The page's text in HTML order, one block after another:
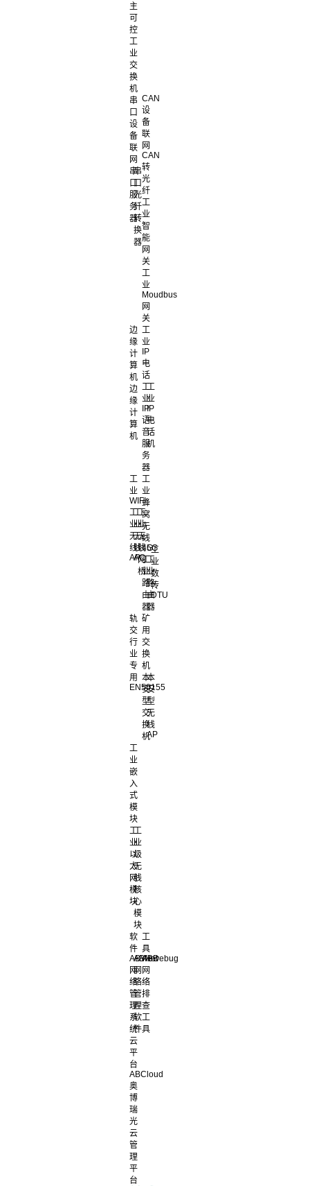
主
可
控
工
业
交
换
机
串
口
设
备
联
网
串
口
服
务
器
串
口
光
纤
转
换
器
CAN
设
备
联
网
CAN
转
光
纤
工
业
智
能
网
关
工
业
Moudbus
网
关
边
缘
计
算
机
边
缘
计
算
机
工
业
IP
电
话
工
业
IP
语
音
服
务
器
工
业
IP
电
话
机
工
业
WIFI
工
业
无
线
AP
工
业
无
线
AC
工
业
无
线
网
桥
工
业
蜂
窝
无
线
4G
工
业
路
由
器
5G
工
业
路
由
器
工
业
数
传
DTU
轨
交
行
业
专
用
EN50155
矿
用
交
换
机
本
安
型
交
换
机
本
安
型
无
线
AP
工
业
嵌
入
式
模
块
工
业
以
太
网
模
块
工
业
级
无
线
核
心
模
块
软
件
ABView
网
络
管
理
系
统
ABNet
网
络
管
理
软
件
工
具
ABDebug
网
络
排
查
工
具
云
平
台
ABCloud
奥
博
瑞
光
云
管
理
平
台